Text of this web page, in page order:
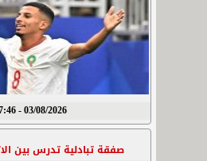
03/08/2026 - 7:46 م
صفقة تبادلية تدرس بين